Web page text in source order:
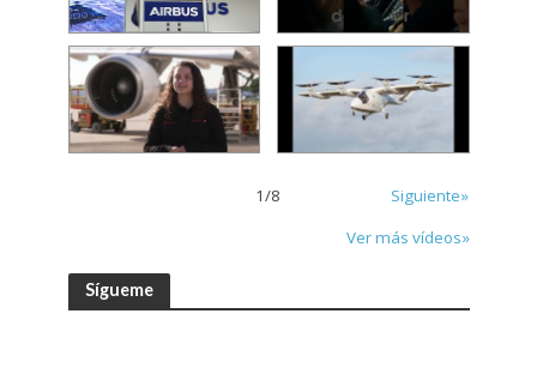
1/8
Siguiente»
Ver más vídeos»
Sígueme